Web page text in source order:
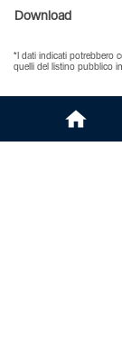
Download
*I dati indicati potrebbero
quelli del listino pubblico